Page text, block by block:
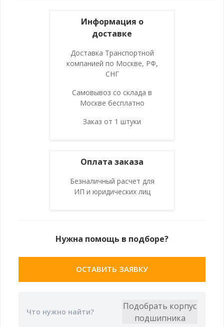
Информация о
доставке
Доставка Транспортной
компанией по Москве, РФ,
СНГ
Самовывоз со склада в
Москве бесплатно
Заказ от 1 штуки
Оплата заказа
Безналичный расчет для
ИП и юридических лиц
Нужна помощь в подборе?
ОСТАВИТЬ ЗАЯВКУ